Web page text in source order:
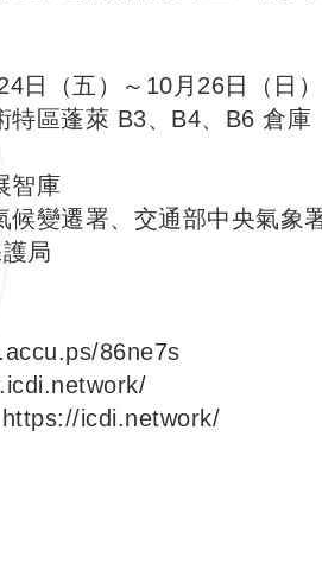
日（五）～10月26日（日）
特區蓬萊 B3、B4、B6 倉庫
智庫
候變遷署、交通部中央氣象
局
86ne7s
https://icdi.network/